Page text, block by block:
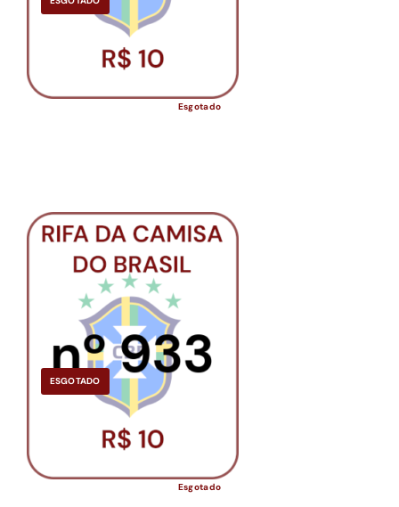
Esgotado
ESGOTADO
Esgotado